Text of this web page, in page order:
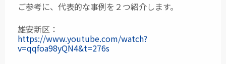
ご参考に、代表的な事例を２つ紹介します。
雄安新区：
https://www.youtube.com/watch?
v=qqfoa98yQN4&t=276s